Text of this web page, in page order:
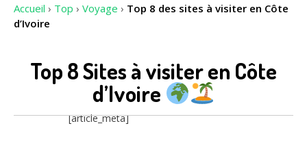
Accueil › Top › Voyage › Top 8 des sites à visiter en Côte
d’Ivoire
Top 8 Sites à visiter en Côte
d’Ivoire
[article_meta]